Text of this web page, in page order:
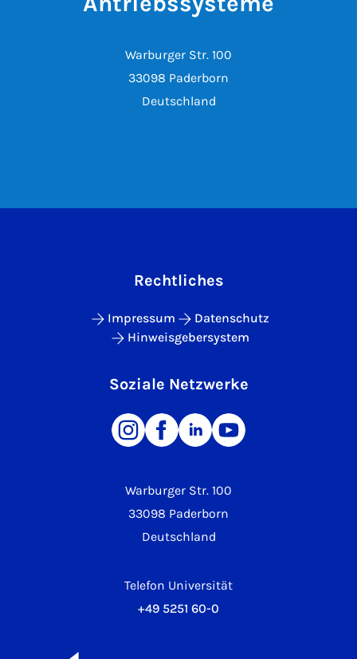
Warburger Str. 100
33098 Paderborn
Deutschland
Warburger Str. 100
33098 Paderborn
Deutschland
Telefon Universität
+49 5251 60-0
Rechtliches
Impressum
Datenschutz
Hinweisgebersystem
Soziale Netzwerke